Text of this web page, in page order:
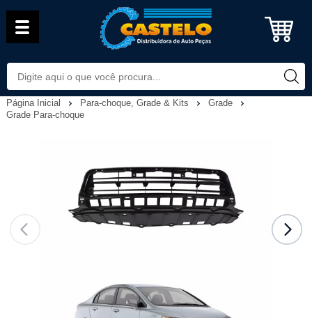
Página Inicial Para-choque, Grade & Kits
Grade
Grade Para-choque